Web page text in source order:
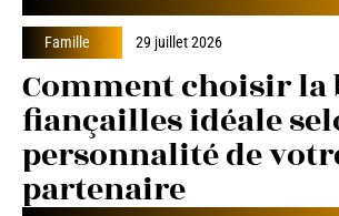
Famille 29 juillet 2026
Comment choisir la
fiançailles idéale
personnalité de
partenaire